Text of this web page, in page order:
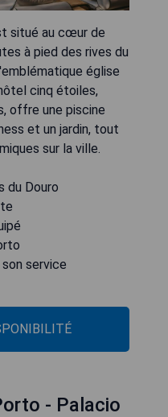
situé au cœur de
à pied des rives du
église
cinq étoiles,
offre une piscine
et un jardin, tout
sur la ville.
du Douro
service
- Palacio